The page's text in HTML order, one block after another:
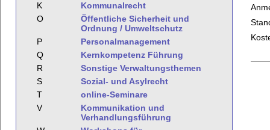
K
Kommunalrecht
O
Öffentliche Sicherheit und
Ordnung / Umweltschutz
P
Personalmanagement
Q
Kernkompetenz Führung
R
Sonstige Verwaltungsthemen
S
Sozial- und Asylrecht
T
online-Seminare
V
Kommunikation und
Verhandlungsführung